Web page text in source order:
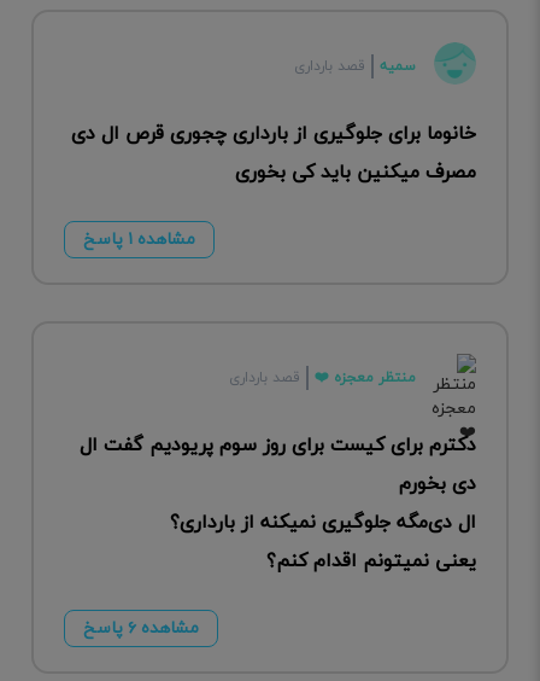
سمیه قصد بارداری
خانوما برای جلوگیری از بارداری چجوری قرص ال دی
مصرف میکنین باید کی بخوری
مشاهده ۱ پاسخ
منتظر معجزه ❤️ قصد بارداری
دکترم برای کیست برای روز سوم پریودیم گفت ال
دی بخورم
ال دی‌مگه جلوگیری نمیکنه از بارداری؟
یعنی نمیتونم اقدام کنم؟
مشاهده ۶ پاسخ